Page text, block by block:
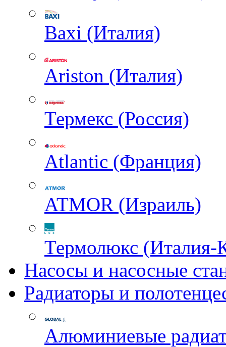
Baxi (Италия)
Ariston (Италия)
Термекс (Россия)
Atlantic (Франция)
ATMOR (Израиль)
Термолюкс (Италия-
Насосы и насосные
Радиаторы и
Алюминиевые